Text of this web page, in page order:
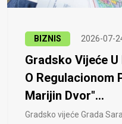
BIZNIS 2026-07-
Gradsko Vijeće
O Regulacionom
Marijin Dvor"...
Gradsko vijeće Grada